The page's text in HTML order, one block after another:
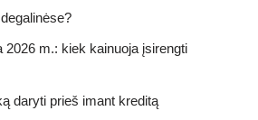
2026 m.: kiek kainuoja įsirengti
daryti prieš imant kreditą